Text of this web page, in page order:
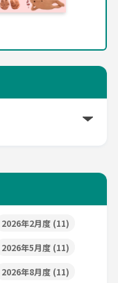
2026年2月度 (11)
2026年5月度 (11)
2026年8月度 (11)